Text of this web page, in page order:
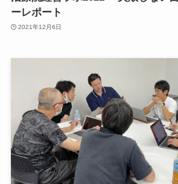
ーレポート
2021年12月6日